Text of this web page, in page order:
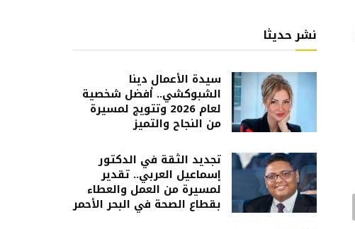
نشر حديثا
سيدة الأعمال دينا
الشبوكشي.. أفضل شخصية
لعام 2026 وتتويج لمسيرة
من النجاح والتميز
تجديد الثقة في الدكتور
إسماعيل العربي.. تقدير
لمسيرة من العمل والعطاء
بقطاع الصحة في البحر الأحمر